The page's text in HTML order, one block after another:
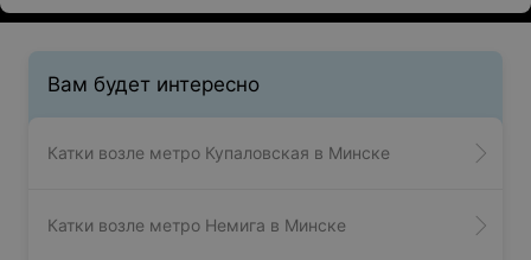
Вам будет интересно
Катки возле метро Купаловская в Минске
Катки возле метро Немига в Минске